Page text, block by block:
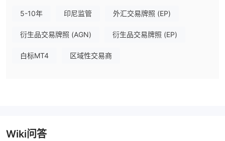
Mentari Mulia Mulia主要关注外汇、股票指数和贵金属等3种市场。
交易平台
5-10年 印尼监管 外汇交易牌照 (EP)
衍生品交易牌照 (AGN) 衍生品交易牌照 (EP)
白标MT4 区域性交易商
Wiki问答